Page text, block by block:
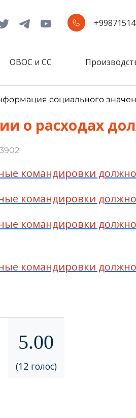
ОВОС и СС
социального
о расходах
3902
командировки
командировки
командировки
командировки
5.00
(12 голос)